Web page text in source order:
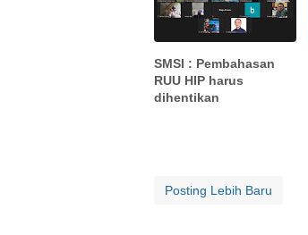
SMSI : Pembahasan
RUU HIP harus
dihentikan
Posting Lebih Baru